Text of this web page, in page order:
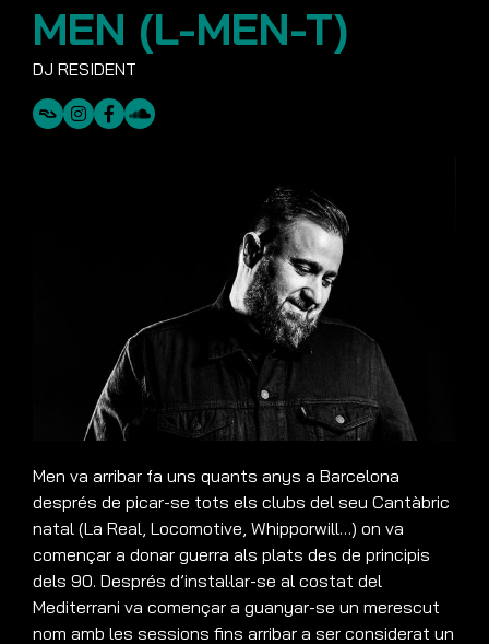
MEN (L-MEN-T)
Men va arribar fa uns quants anys a Barcelona
després de picar-se tots els clubs del seu Cantàbric
natal (La Real, Locomotive, Whipporwill…) on va
començar a donar guerra als plats des de principis
dels 90. Després d’instal·lar-se al costat del
Mediterrani va començar a guanyar-se un merescut
nom amb les sessions fins arribar a ser considerat un